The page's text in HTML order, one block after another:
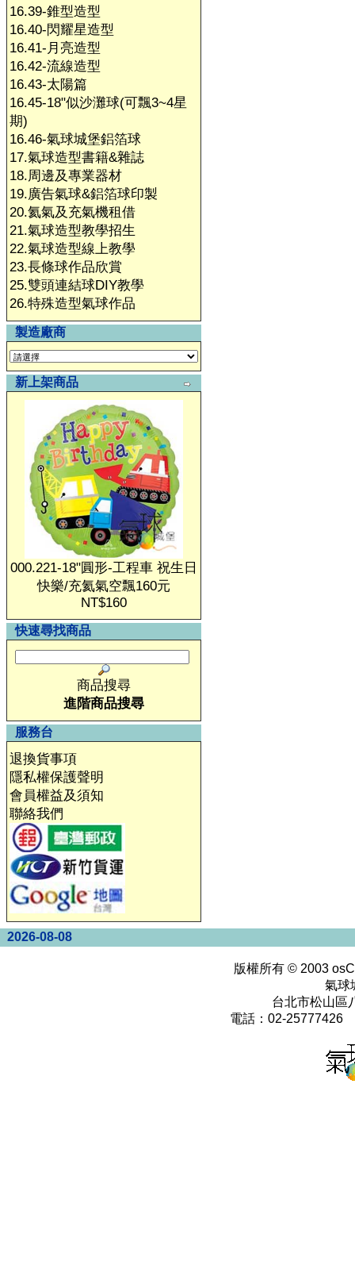
16.39-錐型造型
16.40-閃耀星造型
16.41-月亮造型
16.42-流線造型
16.43-太陽篇
16.45-18"似沙灘球(可飄3~4星
期)
16.46-氣球城堡鋁箔球
17.氣球造型書籍&雜誌
18.周邊及專業器材
19.廣告氣球&鋁箔球印製
20.氦氣及充氣機租借
21.氣球造型教學招生
22.氣球造型線上教學
23.長條球作品欣賞
25.雙頭連結球DIY教學
26.特殊造型氣球作品
製造廠商
新上架商品
000.221-18"圓形-工程車 祝生日
快樂/充氦氣空飄160元
NT$160
快速尋找商品
商品搜尋
進階商品搜尋
服務台
退換貨事項
隱私權保護聲明
會員權益及須知
聯絡我們
2026-08-08
版權所有 © 2003
氣球
台北市松山區
電話：02-25777426